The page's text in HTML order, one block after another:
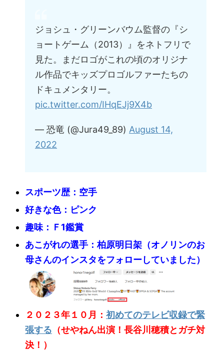
ジョシュ・グリーンバウム監督の『シ
ョートゲーム（2013）』をネトフリで
見た。まだロゴがこれの頃のオリジナ
ル作品でキッズプロゴルファーたちの
ドキュメンタリー。
pic.twitter.com/IHqEJj9X4b
— 恐竜 (@Jura49_89) August 14,
2022
スポーツ歴：空手
好きな色：ピンク
趣味：Ｆ1鑑賞
あこがれの選手：柏原明日架（オノリンのお
母さんのインスタをフォローしていました）
２０２３年１０月： 初めてのテレビ収録で緊
張する （せやねん出演！長谷川穂積とガチ対
決！）